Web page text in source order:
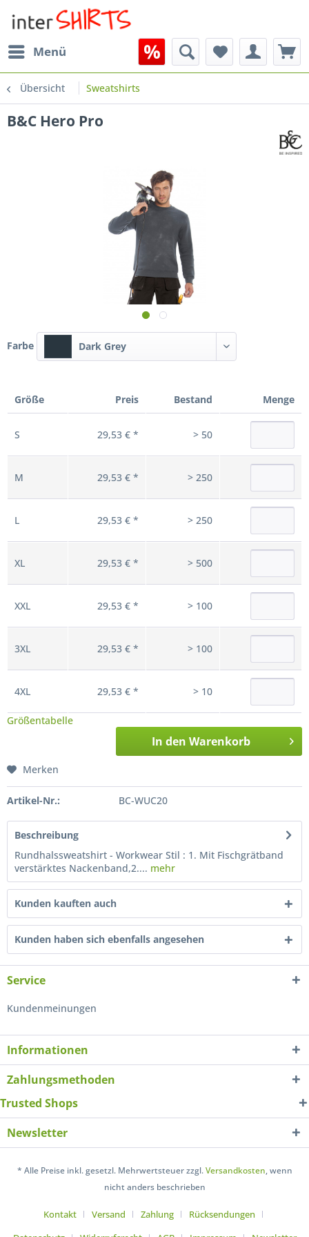
Menü
Übersicht Sweatshirts
B&C Hero Pro
Farbe Dark Grey
Größe Preis Bestand Menge
S 29,53 € * > 50
M 29,53 € * > 250
L 29,53 € * > 250
XL 29,53 € * > 500
XXL 29,53 € * > 100
3XL 29,53 € * > 100
4XL 29,53 € * > 10
Größentabelle
In den Warenkorb
Merken
Artikel-Nr.: BC-WUC20
Beschreibung
Rundhalssweatshirt - Workwear Stil : 1. Mit Fischgrätband
verstärktes Nackenband,2.... mehr
Kunden kauften auch
Kunden haben sich ebenfalls angesehen
Service
Kundenmeinungen
Informationen
Zahlungsmethoden
Trusted Shops
Newsletter
* Alle Preise inkl. gesetzl. Mehrwertsteuer zzgl.Versandkosten, wenn
nicht anders beschrieben
Kontakt Versand Zahlung
Rücksendungen